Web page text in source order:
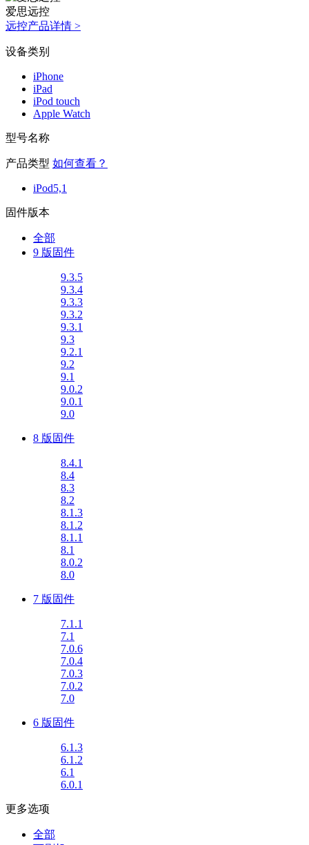
爱思远控
远控产品详情 >
设备类别
iPhone
iPad
iPod touch
Apple Watch
型号名称
产品类型 如何查看？
iPod5,1
固件版本
全部
9 版固件
9.3.5
9.3.4
9.3.3
9.3.2
9.3.1
9.3
9.2.1
9.2
9.1
9.0.2
9.0.1
9.0
8 版固件
8.4.1
8.4
8.3
8.2
8.1.3
8.1.2
8.1.1
8.1
8.0.2
8.0
7 版固件
7.1.1
7.1
7.0.6
7.0.4
7.0.3
7.0.2
7.0
6 版固件
6.1.3
6.1.2
6.1
6.0.1
更多选项
全部